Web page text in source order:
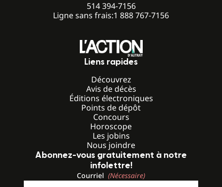
514 394-7156
Ligne sans frais:1 888 767-7156
Liens rapides
Découvrez
Avis de décès
Éditions électroniques
Points de dépôt
Concours
Horoscope
Les jobins
Nous joindre
Abonnez-vous gratuitement à notre
infolettre!
Courriel (Nécessaire)